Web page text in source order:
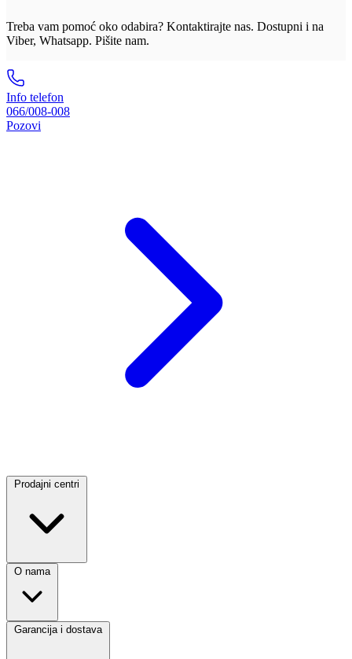
Treba vam pomoć oko odabira? Kontaktirajte nas. Dostupni i na
Viber, Whatsapp. Pišite nam.
Info telefon
066/008-008
Pozovi
Prodajni centri
O nama
Garancija i dostava